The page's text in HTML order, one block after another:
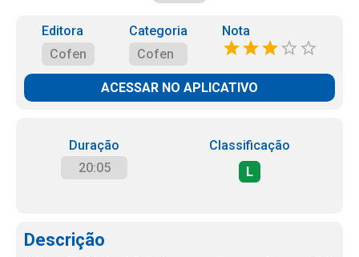
Editora
Cofen
Categoria
Cofen
Nota
ACESSAR NO APLICATIVO
Duração
20:05
Classificação
L
Descrição